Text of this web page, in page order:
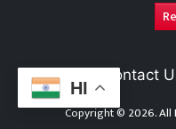
HI
About Us Contact
Copyright © 2026. All